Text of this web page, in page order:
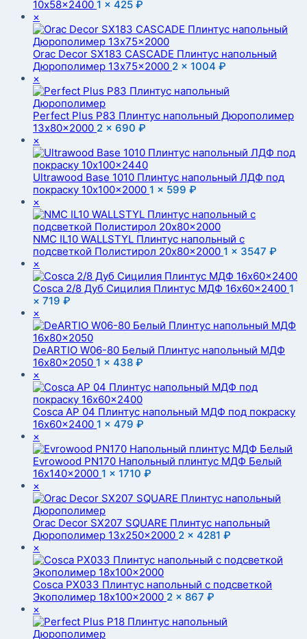
10x58x2400 1 × 425 ₽
×
Orac Decor SX183 CASCADE Плинтус напольный
Дюрополимер 13x75x2000 2 × 1004 ₽
×
Perfect Plus P83 Плинтус напольный Дюрополимер
13x80x2000 2 × 690 ₽
×
Ultrawood Base 1010 Плинтус напольный ЛДФ под
покраску 10x100x2000 1 × 599 ₽
×
NMC IL10 WALLSTYL Плинтус напольный с
подсветкой Полистирол 20x80x2000 1 × 3547 ₽
×
Cosca 2/8 Дуб Сицилия Плинтус МДФ 16x60x2400 1
× 719 ₽
×
DeARTIO W06-80 Белый Плинтус напольный МДФ
16x80x2050 1 × 438 ₽
×
Cosca AP 04 Плинтус напольный МДФ под покраску
16x60x2400 1 × 479 ₽
×
Evrowood PN170 Напольный плинтус МДФ Белый
16x140x2000 1 × 1710 ₽
×
Orac Decor SX207 SQUARE Плинтус напольный
Дюрополимер 13x250x2000 2 × 4281 ₽
×
Cosca PX033 Плинтус напольный с подсветкой
Экополимер 18x100x2000 2 × 867 ₽
×